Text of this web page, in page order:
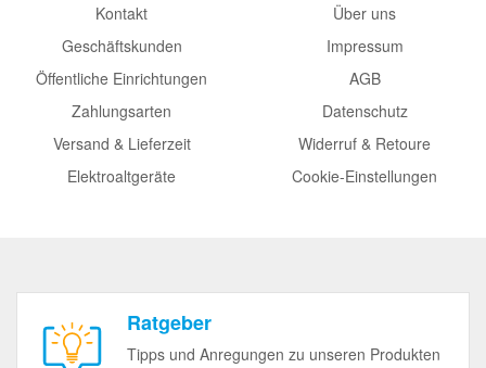
Kontakt
Geschäftskunden
Öffentliche Einrichtungen
Zahlungsarten
Versand & Lieferzeit
Elektroaltgeräte
Über uns
Impressum
AGB
Datenschutz
Widerruf & Retoure
Cookie-Einstellungen
Ratgeber
Tipps und Anregungen zu unseren Produkten